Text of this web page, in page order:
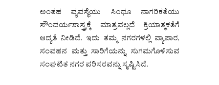
ಅಂತಹ ವ್ಯವಸ್ಥೆಯು ಸಿಂಧೂ ನಾಗರಿಕತೆಯು
ಸೌಂದರ್ಯಶಾಸ್ತ್ರಕ್ಕೆ ಮಾತ್ರವಲ್ಲದೆ ಕ್ರಿಯಾತ್ಮಕತೆಗೆ
ಆದ್ಯತೆ ನೀಡಿದೆ. ಇದು ತಮ್ಮ ನಗರಗಳಲ್ಲಿ ವ್ಯಾಪಾರ,
ಸಂವಹನ ಮತ್ತು ಸಾರಿಗೆಯನ್ನು ಸುಗಮಗೊಳಿಸುವ
ಸಂಘಟಿತ ನಗರ ಪರಿಸರವನ್ನು ಸೃಷ್ಟಿಸಿದೆ.